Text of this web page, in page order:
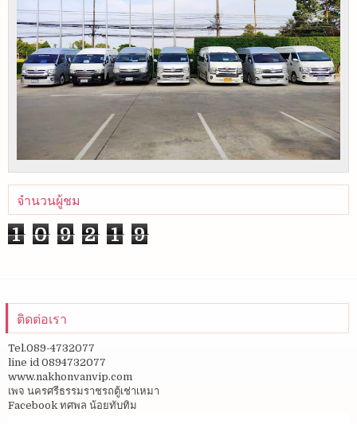
จำนวนผู้ชม
1 0 9 2 1 9
ติดต่อเรา
Tel.089-4732077
line id 0894732077
www.nakhonvanvip.com
เพจ นครศรีธรรมราชรถตู้เช่าเหมา
Facebook ทศพล น้อยทับทิม